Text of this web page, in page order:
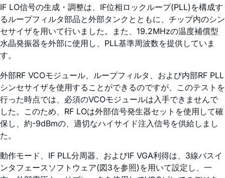
IF LO信号の生成・調整は、IF位相ロックループ(PLL)を構成す
るループフィルタ部品と外部タンクとともに、チップ内のシン
セサイザを用いて行いました。また、19.2MHzの温度補償型
水晶発振器を外部に使用し、PLL基準周波数を提供していま
す。
外部RF VCOモジュール、ループフィルタ、および内部RF PLL
シンセサイザを使用することができるのですが、このテストを
行った時点では、必須のVCOモジュールは入手できませんで
した。このため、RF LOは外部信号発生器セットを使用して確
保し、約-9dBmの、適切なハイサイド注入信号を供給しまし
た。
動作モード、IF PLL分周器、およびIF VGA利得は、3線バスイ
ンタフェースソフトウェア(図3を参照)を用いて設定し、一